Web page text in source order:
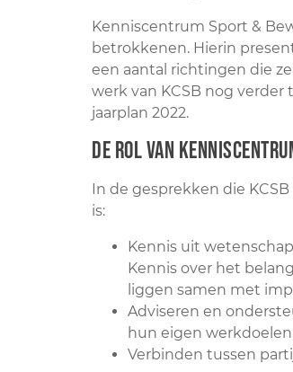
Kenniscentrum Sport &
betrokkenen. Hierin
een aantal richtingen die
werk van KCSB nog
jaarplan 2022.
De rol van
In de gesprekken die
is:
Kennis uit
Kennis over het
liggen samen met
Adviseren en
hun eigen
Verbinden tussen